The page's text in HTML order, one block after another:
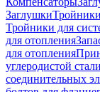
Заглушки
Тройники для
для отопления
для отопления
углеродистой стали
соединительных